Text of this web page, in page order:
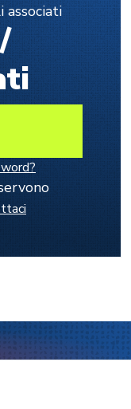
associati